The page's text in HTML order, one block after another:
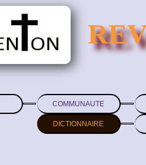
COMMUNAUTE
DICTIONNAIRE